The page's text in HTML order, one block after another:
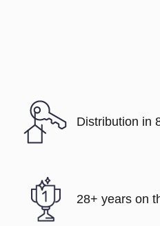
Distribution in
28+ years on